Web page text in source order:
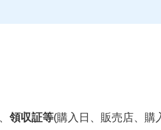
領収証等(購入日、販売店、購